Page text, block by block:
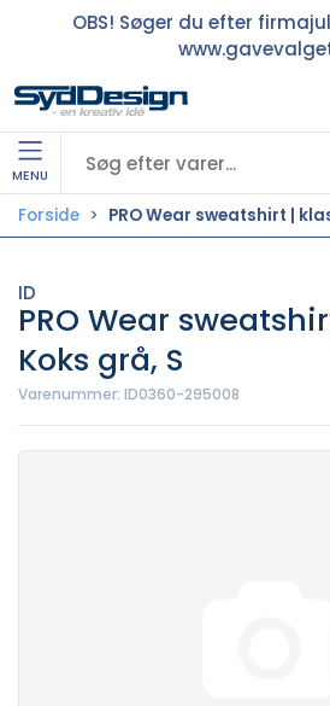
OBS! Søger du efter
MENU
Forside PRO Wear sweatshirt |
ID
PRO Wear
Koks grå, S
Varenummer: ID0360-295008